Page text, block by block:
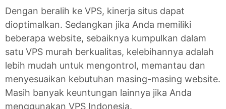
Dengan beralih ke VPS, kinerja situs dapat
dioptimalkan. Sedangkan jika Anda memiliki
beberapa website, sebaiknya kumpulkan dalam
satu VPS murah berkualitas, kelebihannya adalah
lebih mudah untuk mengontrol, memantau dan
menyesuaikan kebutuhan masing-masing website.
Masih banyak keuntungan lainnya jika Anda
menggunakan VPS Indonesia.